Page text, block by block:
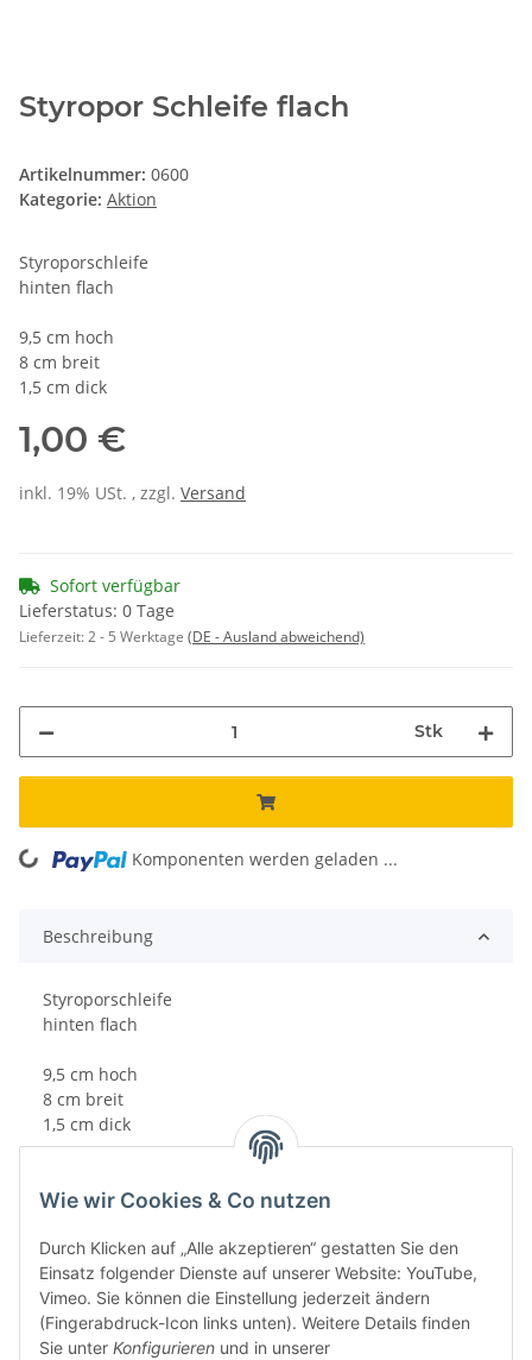
Wie wir Cookies & Co nutzen
Durch Klicken auf „Alle akzeptieren“ gestatten Sie den
Einsatz folgender Dienste auf unserer Website: YouTube,
Vimeo. Sie können die Einstellung jederzeit ändern
(Fingerabdruck-Icon links unten). Weitere Details finden
Sie unter Konfigurieren und in unserer
Styropor Schleife flach
Artikelnummer: 0600
Kategorie: Aktion
Styroporschleife
hinten flach
9,5 cm hoch
8 cm breit
1,5 cm dick
1,00 €
inkl. 19% USt. , zzgl. Versand
Sofort verfügbar
Lieferstatus: 0 Tage
Lieferzeit:2 - 5 Werktage (DE - Ausland abweichend)
Stk
Loading... Komponenten werden geladen ...
Beschreibung
Styroporschleife
hinten flach
9,5 cm hoch
8 cm breit
1,5 cm dick